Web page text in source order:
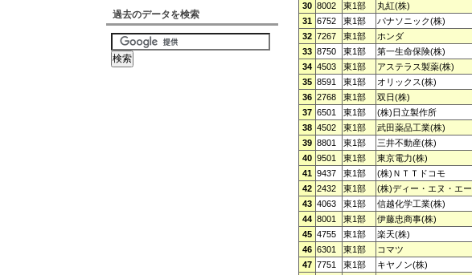
30 8002 東1部 丸紅(株)
31 6752 東1部 パナソニック(株)
32 7267 東1部 ホンダ
33 8750 東1部 第一生命保険(株)
34 4503 東1部 アステラス製薬(株)
35 8591 東1部 オリックス(株)
36 2768 東1部 双日(株)
37 6501 東1部 (株)日立製作所
38 4502 東1部 武田薬品工業(株)
39 8801 東1部 三井不動産(株)
40 9501 東1部 東京電力(株)
41 9437 東1部 (株)ＮＴＴドコモ
42 2432 東1部 (株)ディー・エヌ・エー
43 4063 東1部 信越化学工業(株)
44 8001 東1部 伊藤忠商事(株)
45 4755 東1部 楽天(株)
46 6301 東1部 コマツ
47 7751 東1部 キヤノン(株)
過去のデータを検索